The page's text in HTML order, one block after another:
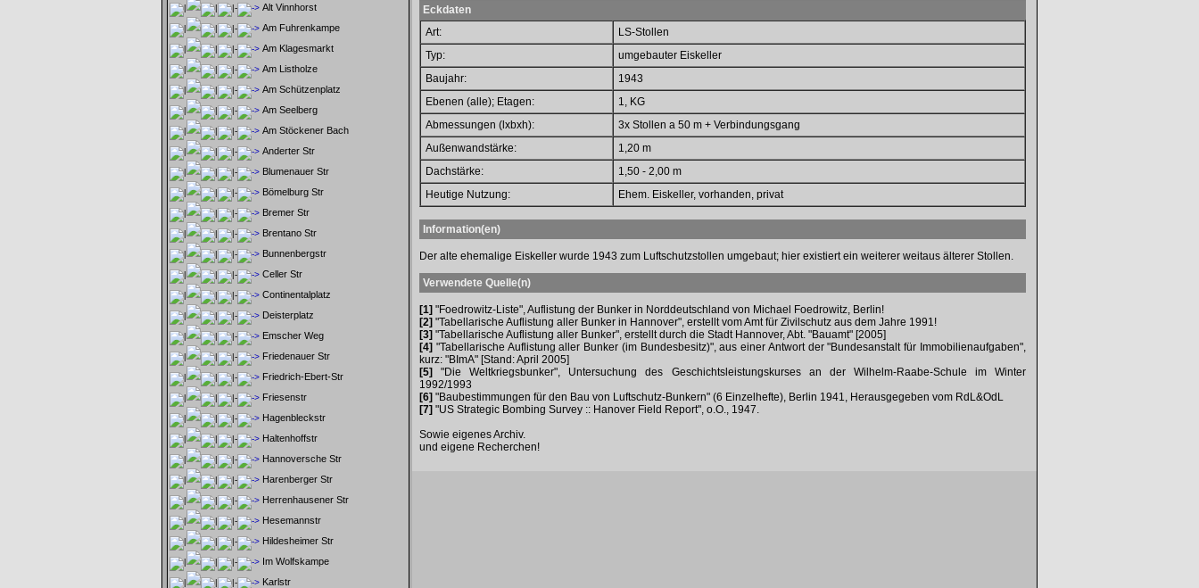
Alt Vinnhorst
Am Fuhrenkampe
Am Klagesmarkt
Am Listholze
Am Schützenplatz
Am Seelberg
Am Stöckener Bach
Anderter Str
Blumenauer Str
Bömelburg Str
Bremer Str
Brentano Str
Bunnenbergstr
Celler Str
Continentalplatz
Deisterplatz
Emscher Weg
Friedenauer Str
Friedrich-Ebert-Str
Friesenstr
Hagenbleckstr
Haltenhoffstr
Hannoversche Str
Harenberger Str
Herrenhausener Str
Hesemannstr
Hildesheimer Str
Im Wolfskampe
Karlstr
Eckdaten
Art:
LS-Stollen
Typ:
umgebauter Eiskeller
Baujahr:
1943
Ebenen (alle); Etagen:
1, KG
Abmessungen (lxbxh):
3x Stollen a 50 m + Verbindungsgang
Außenwandstärke:
1,20 m
Dachstärke:
1,50 - 2,00 m
Heutige Nutzung:
Ehem. Eiskeller, vorhanden, privat
Information(en)
Der alte ehemalige Eiskeller wurde 1943 zum Luftschutzstollen umgebaut; hier existiert ein weiterer weitaus älterer Stollen.
Verwendete Quelle(n)
[1] "Foedrowitz-Liste", Auflistung der Bunker in Norddeutschland von Michael Foedrowitz, Berlin!
[2] "Tabellarische Auflistung aller Bunker in Hannover", erstellt vom Amt für Zivilschutz aus dem Jahre 1991!
[3] "Tabellarische Auflistung aller Bunker", erstellt durch die Stadt Hannover, Abt. "Bauamt" [2005]
[4] "Tabellarische Auflistung aller Bunker (im Bundesbesitz)", aus einer Antwort der "Bundesanstalt für Immobilienaufgaben",
kurz: "BImA" [Stand: April 2005]
[5]
"Die Weltkriegsbunker", Untersuchung des Geschichtsleistungskurses an der Wilhelm-Raabe-Schule im Winter
1992/1993
[6] "Baubestimmungen für den Bau von Luftschutz-Bunkern" (6 Einzelhefte), Berlin 1941, Herausgegeben vom RdL&OdL
[7] "US Strategic Bombing Survey :: Hanover Field Report", o.O., 1947.
Sowie eigenes Archiv.
und eigene Recherchen!